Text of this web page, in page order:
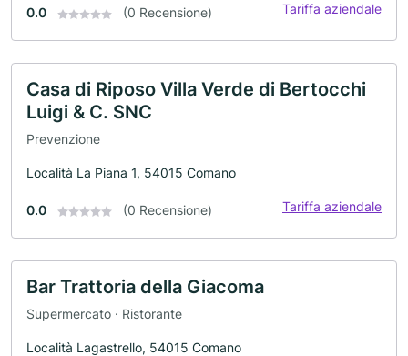
0.0 (0 Recensione) Tariffa aziendale
Casa di Riposo Villa Verde di Bertocchi
Luigi & C. SNC
Prevenzione
Località La Piana 1, 54015 Comano
0.0 (0 Recensione) Tariffa aziendale
Bar Trattoria della Giacoma
Supermercato · Ristorante
Località Lagastrello, 54015 Comano